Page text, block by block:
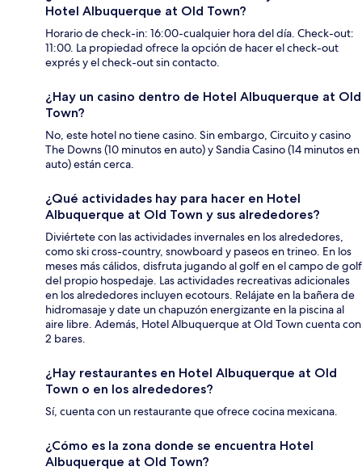
Hotel Albuquerque at Old Town?
Horario de check-in: 16:00-cualquier hora del día. Check-out:
11:00. La propiedad ofrece la opción de hacer el check-out
exprés y el check-out sin contacto.
¿Hay un casino dentro de Hotel Albuquerque at Old
Town?
No, este hotel no tiene casino. Sin embargo, Circuito y casino
The Downs (10 minutos en auto) y Sandia Casino (14 minutos en
auto) están cerca.
¿Qué actividades hay para hacer en Hotel
Albuquerque at Old Town y sus alrededores?
Diviértete con las actividades invernales en los alrededores,
como ski cross-country, snowboard y paseos en trineo. En los
meses más cálidos, disfruta jugando al golf en el campo de golf
del propio hospedaje. Las actividades recreativas adicionales
en los alrededores incluyen ecotours. Relájate en la bañera de
hidromasaje y date un chapuzón energizante en la piscina al
aire libre. Además, Hotel Albuquerque at Old Town cuenta con
2 bares.
¿Hay restaurantes en Hotel Albuquerque at Old
Town o en los alrededores?
Sí, cuenta con un restaurante que ofrece cocina mexicana.
¿Cómo es la zona donde se encuentra Hotel
Albuquerque at Old Town?